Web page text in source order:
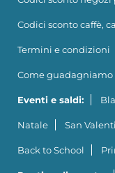
Codici sconto caffè,
Termini e condizioni
Come guadagniamo
Eventi e saldi:
Natale San
Back to School